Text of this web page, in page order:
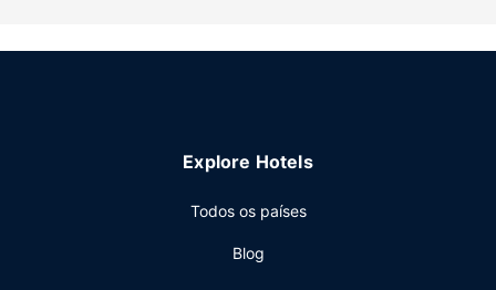
excursões/compra de bilhetes.
bar/lounge. O hotel serve pequenos-almoços buffet
Explore Hotels
Todos os países
Blog